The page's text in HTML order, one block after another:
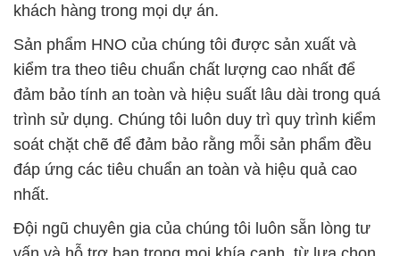
khách hàng trong mọi dự án.
Sản phẩm HNO của chúng tôi được sản xuất và
kiểm tra theo tiêu chuẩn chất lượng cao nhất để
đảm bảo tính an toàn và hiệu suất lâu dài trong quá
trình sử dụng. Chúng tôi luôn duy trì quy trình kiểm
soát chặt chẽ để đảm bảo rằng mỗi sản phẩm đều
đáp ứng các tiêu chuẩn an toàn và hiệu quả cao
nhất.
Đội ngũ chuyên gia của chúng tôi luôn sẵn lòng tư